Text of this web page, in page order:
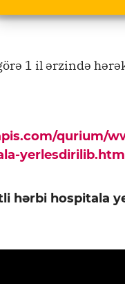
nəzərə
1 il ərzində
qurium/
hərbi hospitala